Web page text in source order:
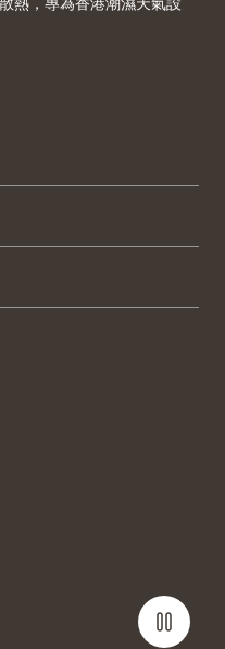
熱，專為香港潮濕天氣設